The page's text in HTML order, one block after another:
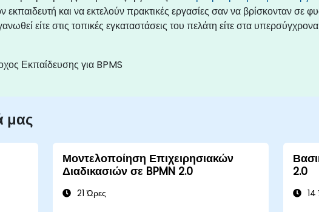
εκπαιδευτή και να εκτελούν πρακτικές εργασίες σαν να βρίσκονταν σε
είτε στις τοπικές εγκαταστάσεις του πελάτη είτε στα υπερσύγχρονα
Εκπαίδευσης για BPMS
μας
Μοντελοποίηση Επιχειρησιακών
Διαδικασιών σε BPMN 2.0
21 Ώρες
2.0
14